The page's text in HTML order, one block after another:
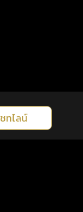
ทไลน์
ารณ์ที่ดี
คลิกดูดวงฟรี